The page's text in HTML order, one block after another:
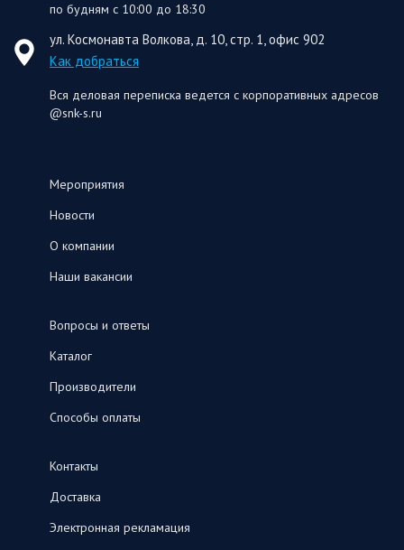
по будням с 10:00 до 18:30
ул. Космонавта Волкова, д. 10, стр. 1, офис 902
Как добраться
Вся деловая переписка ведется с корпоративных адресов
@snk-s.ru
Мероприятия
Новости
О компании
Наши вакансии
Вопросы и ответы
Каталог
Производители
Способы оплаты
Контакты
Доставка
Электронная рекламация